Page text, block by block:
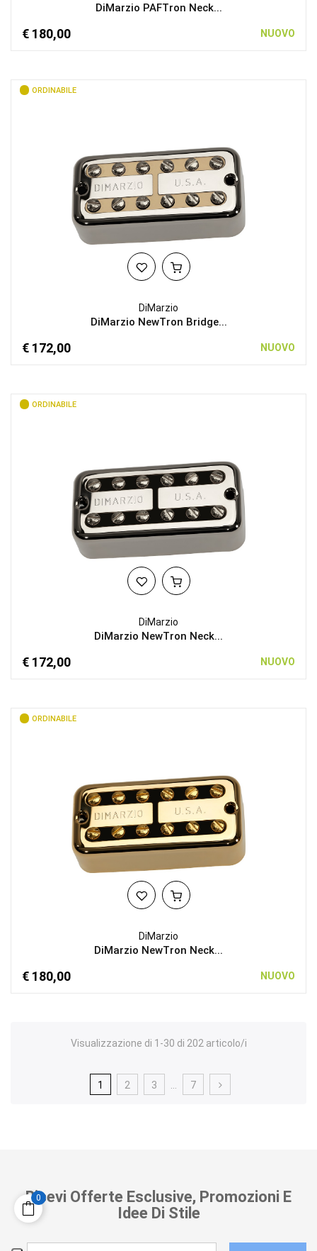
DiMarzio PAFTron Neck...
€ 180,00 NUOVO
ORDINABILE
DiMarzio
DiMarzio NewTron Bridge...
€ 172,00 NUOVO
ORDINABILE
DiMarzio
DiMarzio NewTron Neck...
€ 172,00 NUOVO
ORDINABILE
DiMarzio
DiMarzio NewTron Neck...
€ 180,00 NUOVO
Visualizzazione di 1-30 di 202 articolo/i
1 2 3 7
Ricevi Offerte Esclusive, Promozioni E
Idee Di Stile
0